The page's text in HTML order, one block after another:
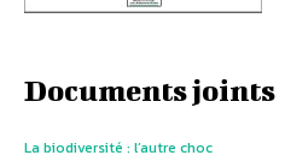
Documents joints
La biodiversité : l’autre choc